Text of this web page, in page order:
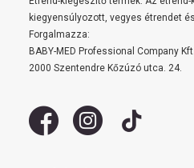
kiegyensúlyozott, vegyes étrendet
Forgalmazza:
BABY-MED Professional Company Kft.
2000 Szentendre Kőzúzó utca. 24.